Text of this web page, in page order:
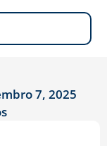
7, 2025